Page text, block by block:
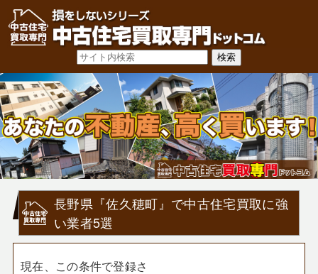
長野県『佐久穂町』で中古住宅買取に強
い業者5選
現在、この条件で登録さ